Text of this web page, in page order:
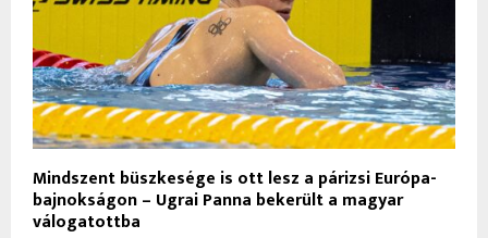
Mindszent büszkesége is ott lesz a párizsi Európa-
bajnokságon – Ugrai Panna bekerült a magyar
válogatottba